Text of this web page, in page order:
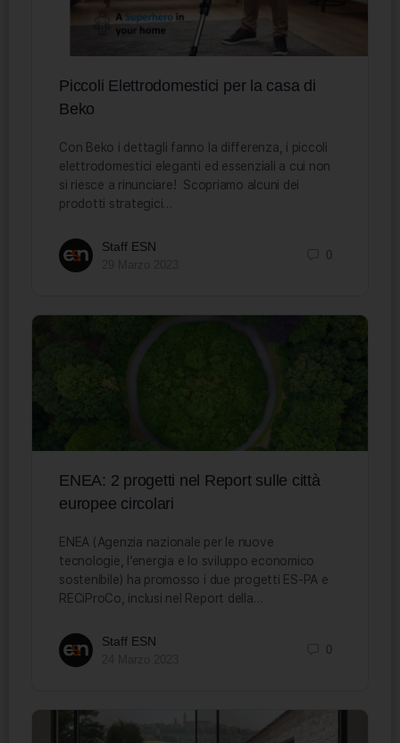
Piccoli Elettrodomestici per la casa di
Beko
Con Beko i dettagli fanno la differenza, i piccoli
elettrodomestici eleganti ed essenziali a cui non
si riesce a rinunciare! Scopriamo alcuni dei
prodotti strategici…
Staff ESN
0
ENEA: 2 progetti nel Report sulle città
europee circolari
ENEA (Agenzia nazionale per le nuove
tecnologie, l’energia e lo sviluppo economico
sostenibile) ha promosso i due progetti ES-PA e
RECiProCo, inclusi nel Report della…
Staff ESN
0